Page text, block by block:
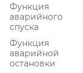
Функция
аварийного
спуска
Функция
аварийной
остановки